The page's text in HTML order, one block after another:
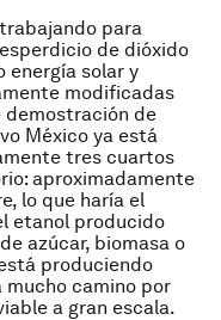
para
de dióxido
energía solar y
modificadas
demostración de
México ya está
tres cuartos
aproximadamente
lo que haría el
etanol producido
azúcar, biomasa o
produciendo
camino por
a gran escala.